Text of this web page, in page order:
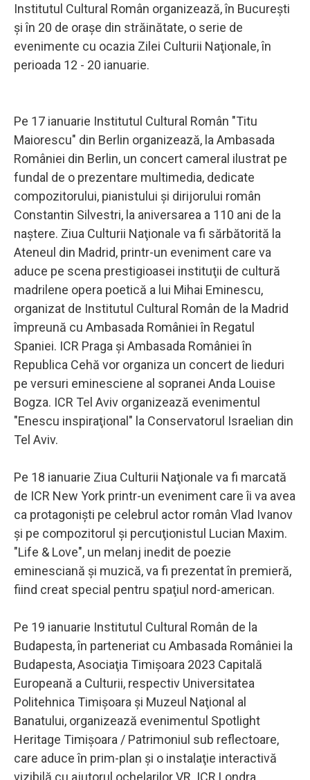
Institutul Cultural Român organizează, în Bucureşti
şi în 20 de oraşe din străinătate, o serie de
evenimente cu ocazia Zilei Culturii Naţionale, în
perioada 12 - 20 ianuarie.
Pe 17 ianuarie Institutul Cultural Român "Titu
Maiorescu" din Berlin organizează, la Ambasada
României din Berlin, un concert cameral ilustrat pe
fundal de o prezentare multimedia, dedicate
compozitorului, pianistului şi dirijorului român
Constantin Silvestri, la aniversarea a 110 ani de la
naştere. Ziua Culturii Naţionale va fi sărbătorită la
Ateneul din Madrid, printr-un eveniment care va
aduce pe scena prestigioasei instituţii de cultură
madrilene opera poetică a lui Mihai Eminescu,
organizat de Institutul Cultural Român de la Madrid
împreună cu Ambasada României în Regatul
Spaniei. ICR Praga şi Ambasada României în
Republica Cehă vor organiza un concert de lieduri
pe versuri eminesciene al sopranei Anda Louise
Bogza. ICR Tel Aviv organizează evenimentul
"Enescu inspiraţional" la Conservatorul Israelian din
Tel Aviv.
Pe 18 ianuarie Ziua Culturii Naţionale va fi marcată
de ICR New York printr-un eveniment care îi va avea
ca protagonişti pe celebrul actor român Vlad Ivanov
şi pe compozitorul şi percuţionistul Lucian Maxim.
"Life & Love", un melanj inedit de poezie
eminesciană şi muzică, va fi prezentat în premieră,
fiind creat special pentru spaţiul nord-american.
Pe 19 ianuarie Institutul Cultural Român de la
Budapesta, în parteneriat cu Ambasada României la
Budapesta, Asociaţia Timişoara 2023 Capitală
Europeană a Culturii, respectiv Universitatea
Politehnica Timişoara şi Muzeul Naţional al
Banatului, organizează evenimentul Spotlight
Heritage Timişoara / Patrimoniul sub reflectoare,
care aduce în prim-plan şi o instalaţie interactivă
vizibilă cu ajutorul ochelarilor VR. ICR Londra